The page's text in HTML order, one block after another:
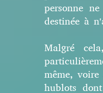
personne
destinée à
Malgré
même, voire
hublots